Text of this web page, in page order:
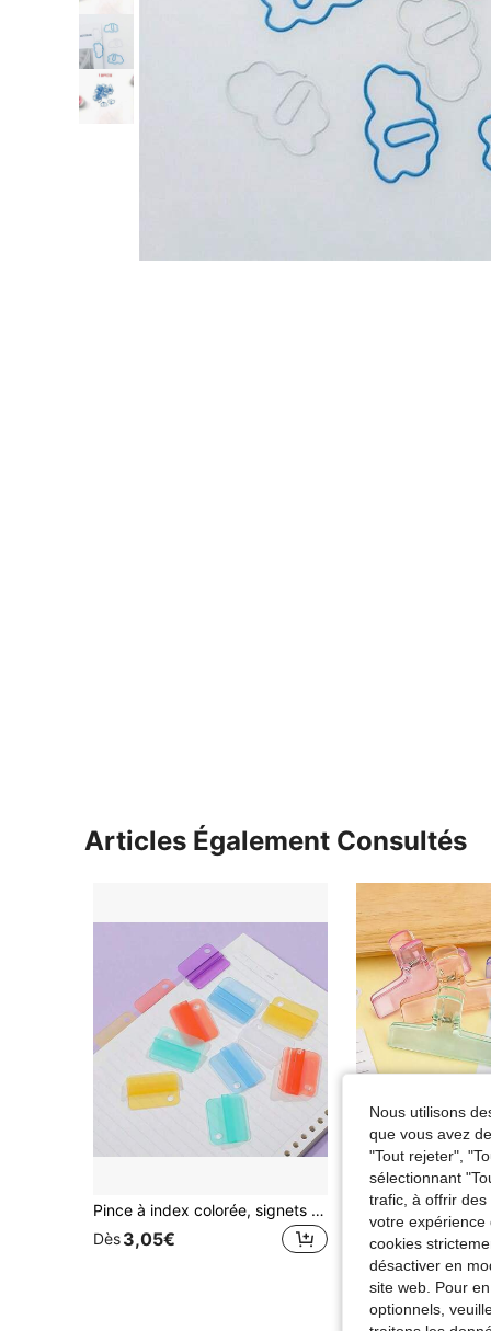
Articles Également Consultés
Pince à index colorée, signets multifonctionnels, pinces de papeterie de haute qualité, idéaux pour organiser les dossiers, les documents et les examens
Dès3,05€ 2,94€
Nous utilisons
que vous avez
"Tout rejeter",
sélectionnant
trafic, à offrir
votre expérience
cookies
désactiver en
site web. Pour
optionnels,